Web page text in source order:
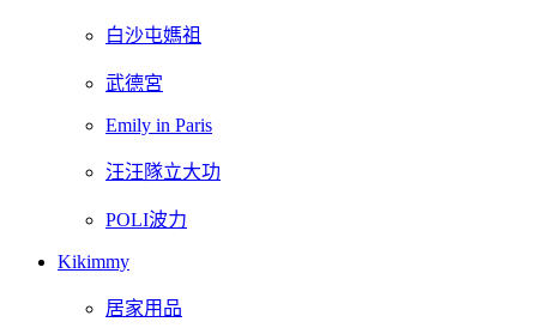
白沙屯媽祖
武德宮
Emily in Paris
汪汪隊立大功
POLI波力
Kikimmy
居家用品